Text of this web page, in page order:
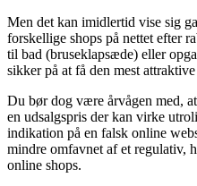
Men det kan imidlertid vise sig
forskellige shops på nettet efter
til bad (bruseklapsæde) eller
sikker på at få den mest
Du bør dog være årvågen med,
en udsalgspris der kan virke
indikation på en falsk online
mindre omfavnet af et regulativ,
online shops.